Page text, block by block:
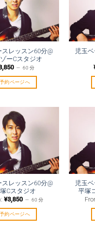
スレッスン60分@
ーCスタジオ
60 分
予約ページへ
児玉
スレッスン60分@
Cスタジオ
¥3,850 60 分
予約ページへ
児玉
平塚